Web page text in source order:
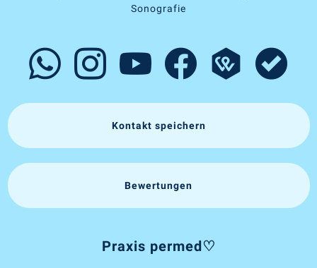
Sonografie
Kontakt speichern
Bewertungen
Praxis permed♡